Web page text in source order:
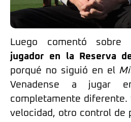
Luego comentó sobre
jugador en la Reserva
porqué no siguió en el
Venadense a jugar
completamente diferente.
velocidad, otro control de